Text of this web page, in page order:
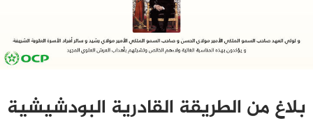
بلاغ من الطريقة القادرية البودشيشية